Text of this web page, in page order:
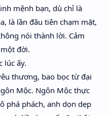
mệnh bạn, dù chỉ là
là lần đâu tiên chạm mặt,
nói thành lời. Cảm
đời.
lúc ấy.
thương, bao bọc từ đại
Mộc. Ngôn Mộc thực
phá phách, anh dọn dẹp